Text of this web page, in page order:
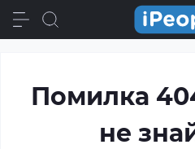
Помилка
не